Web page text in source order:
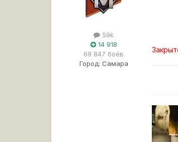
59k
14 918
69 847 боёв
Город: Самара